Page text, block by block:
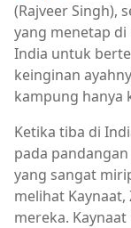
(Rajveer Singh),
yang menetap
India untuk
keinginan
kampung hanya
Ketika tiba di
pada
yang sangat
melihat
mereka.